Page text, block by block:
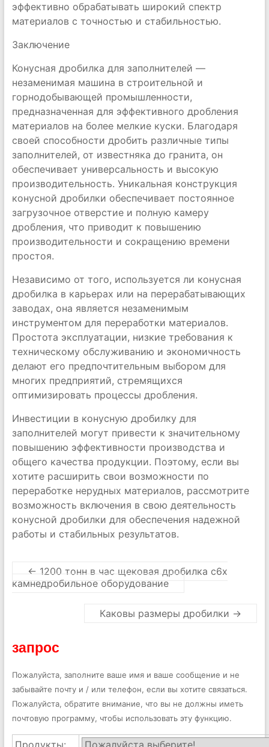
эффективно обрабатывать широкий спектр
материалов с точностью и стабильностью.
Заключение
Конусная дробилка для заполнителей —
незаменимая машина в строительной и
горнодобывающей промышленности,
предназначенная для эффективного дробления
материалов на более мелкие куски. Благодаря
своей способности дробить различные типы
заполнителей, от известняка до гранита, он
обеспечивает универсальность и высокую
производительность. Уникальная конструкция
конусной дробилки обеспечивает постоянное
загрузочное отверстие и полную камеру
дробления, что приводит к повышению
производительности и сокращению времени
простоя.
Независимо от того, используется ли конусная
дробилка в карьерах или на перерабатывающих
заводах, она является незаменимым
инструментом для переработки материалов.
Простота эксплуатации, низкие требования к
техническому обслуживанию и экономичность
делают его предпочтительным выбором для
многих предприятий, стремящихся
оптимизировать процессы дробления.
Инвестиции в конусную дробилку для
заполнителей могут привести к значительному
повышению эффективности производства и
общего качества продукции. Поэтому, если вы
хотите расширить свои возможности по
переработке нерудных материалов, рассмотрите
возможность включения в свою деятельность
конусной дробилки для обеспечения надежной
работы и стабильных результатов.
← 1200 тонн в час щековая дробилка c6x
камнедробильное оборудование
Каковы размеры дробилки →
запрос
Пожалуйста, заполните ваше имя и ваше сообщение и не
забывайте почту и / или телефон, если вы хотите связаться.
Пожалуйста, обратите внимание, что вы не должны иметь
почтовую программу, чтобы использовать эту функцию.
Продукты: